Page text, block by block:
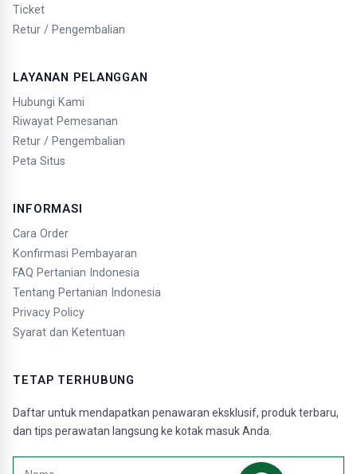
Ticket
Retur / Pengembalian
LAYANAN PELANGGAN
Hubungi Kami
Riwayat Pemesanan
Retur / Pengembalian
Peta Situs
INFORMASI
Cara Order
Konfirmasi Pembayaran
FAQ Pertanian Indonesia
Tentang Pertanian Indonesia
Privacy Policy
Syarat dan Ketentuan
TETAP TERHUBUNG
Daftar untuk mendapatkan penawaran eksklusif, produk terbaru,
dan tips perawatan langsung ke kotak masuk Anda.